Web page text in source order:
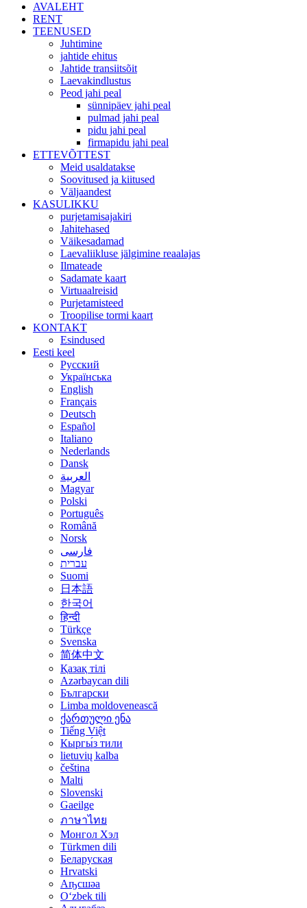
AVALEHT
RENT
TEENUSED
Juhtimine
jahtide ehitus
Jahtide transiitsõit
Laevakindlustus
Peod jahi peal
sünnipäev jahi peal
pulmad jahi peal
pidu jahi peal
firmapidu jahi peal
ETTEVÕTTEST
Meid usaldatakse
Soovitused ja kiitused
Väljaandest
KASULIKKU
purjetamisajakiri
Jahitehased
Väikesadamad
Laevaliikluse jälgimine reaalajas
Ilmateade
Sadamate kaart
Virtuaalreisid
Purjetamisteed
Troopilise tormi kaart
KONTAKT
Esindused
Eesti keel
Русский
Українська
English
Français
Deutsch
Español
Italiano
Nederlands
Dansk
العربية
Magyar
Polski
Português
Română
Norsk
فارسی
עברית
Suomi
日本語
한국어
हिन्दी
Türkçe
Svenska
简体中文
Қазақ тілі
Azərbaycan dili
Български
Limba moldovenească
ქართული ენა
Tiếng Việt
Кыргы́з тили
lietuvių kalba
čeština
Malti
Slovenski
Gaeilge
ภาษาไทย
Монгол Хэл
Türkmen dili
Беларуская
Hrvatski
Аҧсшәа
Oʻzbek tili